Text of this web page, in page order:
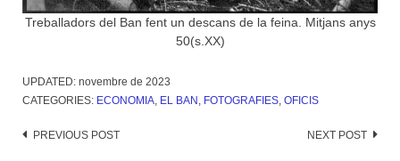
Treballadors del Ban fent un descans de la feina. Mitjans anys
50(s.XX)
UPDATED: novembre de 2023
CATEGORIES: ECONOMIA, EL BAN , FOTOGRAFIES, OFICIS
Post
PREVIOUS POST NEXT POST